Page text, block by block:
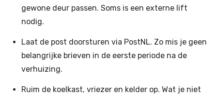
gewone deur passen. Soms is een externe lift
nodig.
Laat de post doorsturen via PostNL. Zo mis je geen
belangrijke brieven in de eerste periode na de
verhuizing.
Ruim de koelkast, vriezer en kelder op. Wat je niet